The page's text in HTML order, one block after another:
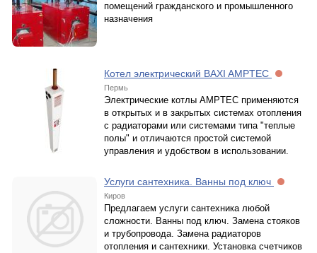
помещений гражданского и промышленного
назначения
Котел электрический BAXI AMPTEC
Пермь
Электрические котлы AMPTEC применяются
в открытых и в закрытых системах отопления
с радиаторами или системами типа "теплые
полы" и отличаются простой системой
управления и удобством в использовании.
Услуги сантехника. Ванны под ключ
Киров
Предлагаем услуги сантехника любой
сложности. Ванны под ключ. Замена стояков
и трубопровода. Замена радиаторов
отопления и сантехники. Установка счетчиков